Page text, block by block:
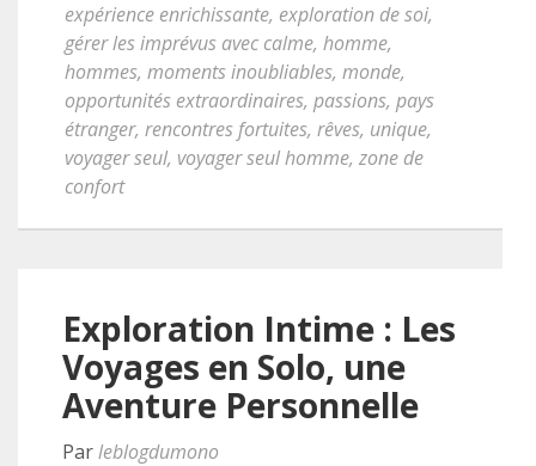
expérience enrichissante, exploration de soi,
gérer les imprévus avec calme, homme,
hommes, moments inoubliables, monde,
opportunités extraordinaires, passions, pays
étranger, rencontres fortuites, rêves, unique,
voyager seul, voyager seul homme, zone de
confort
Exploration Intime : Les
Voyages en Solo, une
Aventure Personnelle
Parleblogdumono